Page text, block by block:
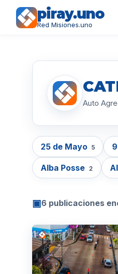
piray.uno
Red Misiones.uno
Auto
25 de Mayo 5
Alba Posse 2
▣6 publicaciones